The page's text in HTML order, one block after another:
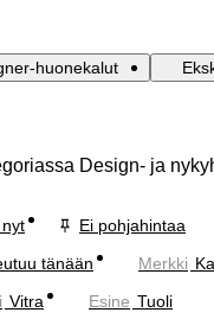
huonekalut
Design- ja
Ei pohjahintaa
tänään
Merkki
Vitra Esine Tuoli